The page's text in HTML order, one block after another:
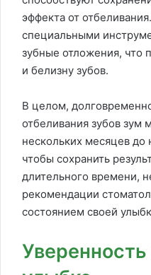
эффекта от
специальными
зубные отложения, что
и белизну зубов.
В целом,
отбеливания зубов зум
нескольких месяцев до
чтобы сохранить
длительного времени,
рекомендации
состоянием своей
Уверенность